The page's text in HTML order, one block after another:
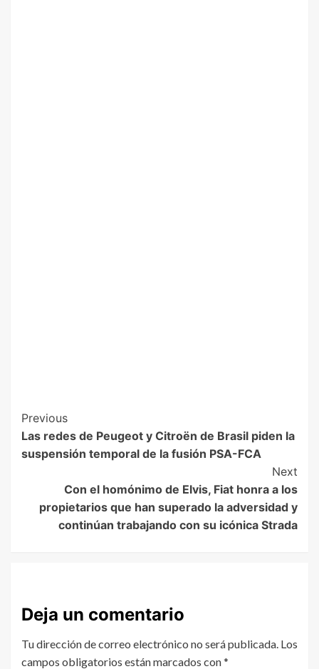
Previous
Las redes de Peugeot y Citroën de Brasil piden la
suspensión temporal de la fusión PSA-FCA
Next
Con el homónimo de Elvis, Fiat honra a los
propietarios que han superado la adversidad y
continúan trabajando con su icónica Strada
Deja un comentario
Tu dirección de correo electrónico no será publicada. Los
campos obligatorios están marcados con*